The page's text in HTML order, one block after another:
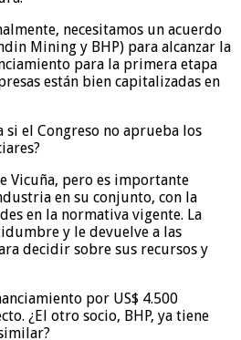
necesitamos un acuerdo
Mining y BHP) para alcanzar la
para la primera etapa
están bien capitalizadas en
si el Congreso no aprueba los
Vicuña, pero es importante
en su conjunto, con la
en la normativa vigente. La
y le devuelve a las
decidir sobre sus recursos y
por US$ 4.500
¿El otro socio, BHP, ya tiene